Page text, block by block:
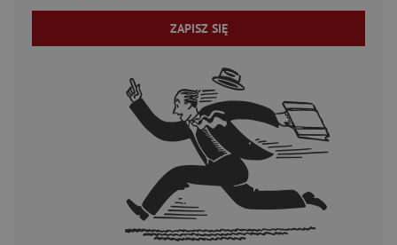
ZAPISZ SIĘ